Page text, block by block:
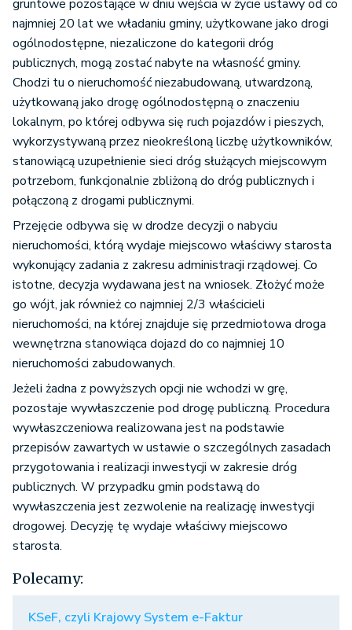
gruntowe pozostające w dniu wejścia w życie ustawy od co
najmniej 20 lat we władaniu gminy, użytkowane jako drogi
ogólnodostępne, niezaliczone do kategorii dróg
publicznych, mogą zostać nabyte na własność gminy.
Chodzi tu o nieruchomość niezabudowaną, utwardzoną,
użytkowaną jako drogę ogólnodostępną o znaczeniu
lokalnym, po której odbywa się ruch pojazdów i pieszych,
wykorzystywaną przez nieokreśloną liczbę użytkowników,
stanowiącą uzupełnienie sieci dróg służących miejscowym
potrzebom, funkcjonalnie zbliżoną do dróg publicznych i
połączoną z drogami publicznymi.
Przejęcie odbywa się w drodze decyzji o nabyciu
nieruchomości, którą wydaje miejscowo właściwy starosta
wykonujący zadania z zakresu administracji rządowej. Co
istotne, decyzja wydawana jest na wniosek. Złożyć może
go wójt, jak również co najmniej 2/3 właścicieli
nieruchomości, na której znajduje się przedmiotowa droga
wewnętrzna stanowiąca dojazd do co najmniej 10
nieruchomości zabudowanych.
Jeżeli żadna z powyższych opcji nie wchodzi w grę,
pozostaje wywłaszczenie pod drogę publiczną. Procedura
wywłaszczeniowa realizowana jest na podstawie
przepisów zawartych w ustawie o szczególnych zasadach
przygotowania i realizacji inwestycji w zakresie dróg
publicznych. W przypadku gmin podstawą do
wywłaszczenia jest zezwolenie na realizację inwestycji
drogowej. Decyzję tę wydaje właściwy miejscowo
starosta.
Polecamy:
KSeF, czyli Krajowy System e-Faktur